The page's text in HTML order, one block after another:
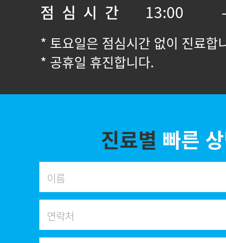
점 심 시 간
13:00
* 토요일은 점심시간 없이 진료합
* 공휴일 휴진합니다.
진료별 빠른